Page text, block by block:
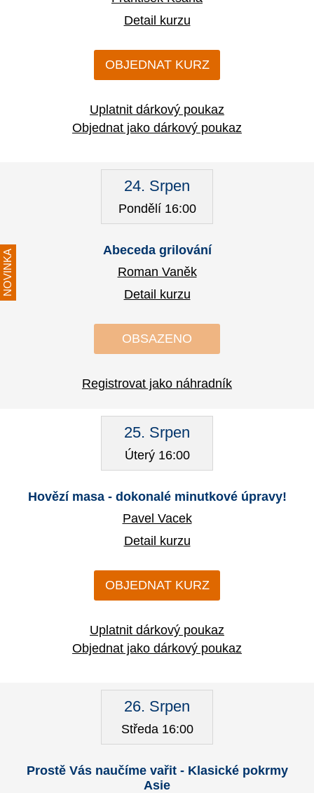
Detail kurzu
OBJEDNAT KURZ
Uplatnit dárkový poukaz
Objednat jako dárkový poukaz
24. Srpen
Pondělí 16:00
NOVINKA
Abeceda grilování
Roman Vaněk
Detail kurzu
OBSAZENO
Registrovat jako náhradník
25. Srpen
Úterý 16:00
Hovězí masa - dokonalé minutkové úpravy!
Pavel Vacek
Detail kurzu
OBJEDNAT KURZ
Uplatnit dárkový poukaz
Objednat jako dárkový poukaz
26. Srpen
Středa 16:00
Prostě Vás naučíme vařit - Klasické pokrmy
Asie